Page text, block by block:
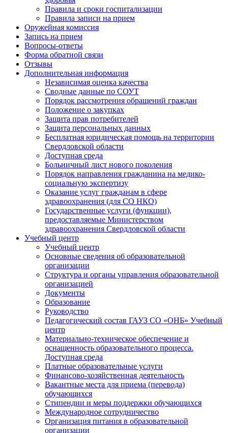
Правила и сроки госпитализации
Правила записи на прием
Оружейная комиссия
Запись на прием
Вопросы-ответы
Форма обратной связи
Отзывы
Дополнительная информация
Независимая оценка качества
Сводные данные по СОУТ
Порядок рассмотрения обращений граждан
Положение о закупках
Защита прав потребителей
Защита персональных данных
Бесплатная юридическая помощь на территории
Свердловской области
Доступная среда
Больничный лист нового поколения
Порядок направления гражданина на медико-
социальную экспертизу
Оказание услуг гражданам в сфере
здравоохранения (для СО НКО)
Государственные услуги (функции),
предоставляемые Министерством
здравоохранения Свердловской области
Учебный центр
Учебный центр
Основные сведения об образовательной
организации
Структура и органы управления образовательной
организацией
Документы
Образование
Руководство
Педагогический состав ГАУЗ СО «ОНБ» Учебный
центр
Материально-техническое обеспечение и
оснащенность образовательного процесса.
Доступная среда
Платные образовательные услуги
Финансово-хозяйственная деятельность
Вакантные места для приема (перевода)
обучающихся
Стипендии и меры поддержки обучающихся
Международное сотрудничество
Организация питания в образовательной
организации